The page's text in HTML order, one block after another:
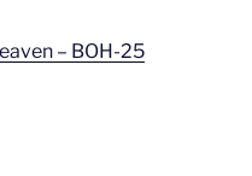
– BOH-25